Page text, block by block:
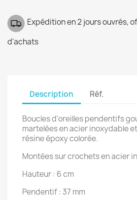
Expédition en 2 jours ouvrés,
d'achats
Description Réf.
Boucles d'oreilles pendentifs
martelées en acier inoxydable
résine époxy colorée.
Montées sur crochets en acier
Hauteur : 6 cm
Pendentif : 37 mm